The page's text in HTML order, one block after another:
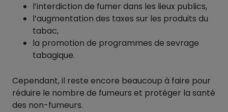
l’interdiction de fumer dans les lieux publics,
l’augmentation des taxes sur les produits du
tabac,
la promotion de programmes de sevrage
tabagique.
Cependant, il reste encore beaucoup à faire pour
réduire le nombre de fumeurs et protéger la santé
des non-fumeurs.